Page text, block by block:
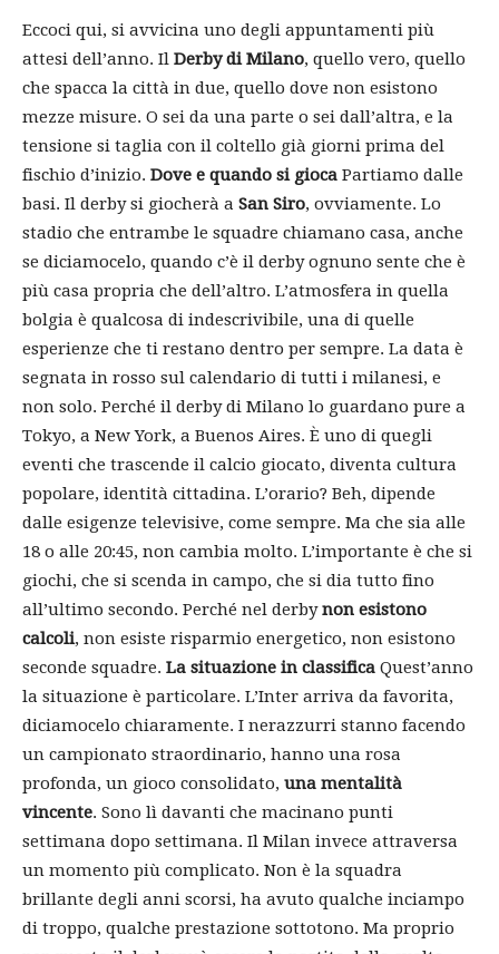
Eccoci qui, si avvicina uno degli appuntamenti più
attesi dell’anno. Il Derby di Milano, quello vero, quello
che spacca la città in due, quello dove non esistono
mezze misure. O sei da una parte o sei dall’altra, e la
tensione si taglia con il coltello già giorni prima del
fischio d’inizio. Dove e quando si gioca Partiamo dalle
basi. Il derby si giocherà a San Siro, ovviamente. Lo
stadio che entrambe le squadre chiamano casa, anche
se diciamocelo, quando c’è il derby ognuno sente che è
più casa propria che dell’altro. L’atmosfera in quella
bolgia è qualcosa di indescrivibile, una di quelle
esperienze che ti restano dentro per sempre. La data è
segnata in rosso sul calendario di tutti i milanesi, e
non solo. Perché il derby di Milano lo guardano pure a
Tokyo, a New York, a Buenos Aires. È uno di quegli
eventi che trascende il calcio giocato, diventa cultura
popolare, identità cittadina. L’orario? Beh, dipende
dalle esigenze televisive, come sempre. Ma che sia alle
18 o alle 20:45, non cambia molto. L’importante è che si
giochi, che si scenda in campo, che si dia tutto fino
all’ultimo secondo. Perché nel derbynon esistono
calcoli, non esiste risparmio energetico, non esistono
seconde squadre. La situazione in classifica Quest’anno
la situazione è particolare. L’Inter arriva da favorita,
diciamocelo chiaramente. I nerazzurri stanno facendo
un campionato straordinario, hanno una rosa
profonda, un gioco consolidato, una mentalità
vincente. Sono lì davanti che macinano punti
settimana dopo settimana. Il Milan invece attraversa
un momento più complicato. Non è la squadra
brillante degli anni scorsi, ha avuto qualche inciampo
di troppo, qualche prestazione sottotono. Ma proprio